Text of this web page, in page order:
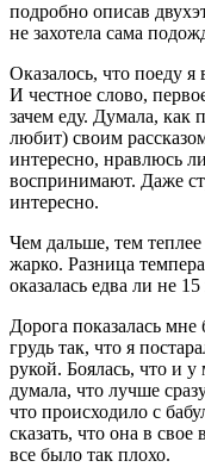
подробно описав
не захотела сама
Оказалось, что поеду
И честное слово,
зачем еду. Думала,
любит) своим
интересно, нравлюсь
воспринимают. Даже
интересно.
Чем дальше, тем
жарко. Разница
оказалась едва ли не 15
Дорога показалась
грудь так, что я
рукой. Боялась, что и
думала, что лучше
что происходило с
сказать, что она в
все было так плохо.